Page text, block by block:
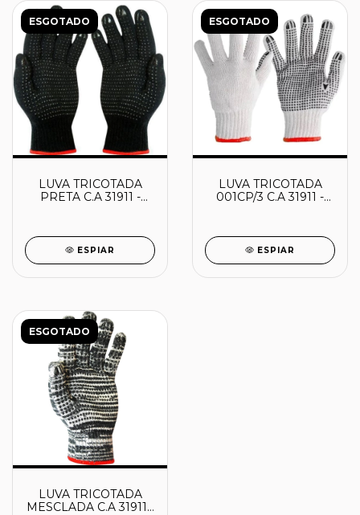
ESGOTADO
LUVA TRICOTADA
PRETA C.A 31911 -
ESPIAR
ESGOTADO
LUVA TRICOTADA
001CP/3 C.A 31911 -
ESPIAR
ESGOTADO
LUVA TRICOTADA
MESCLADA C.A 31911 -